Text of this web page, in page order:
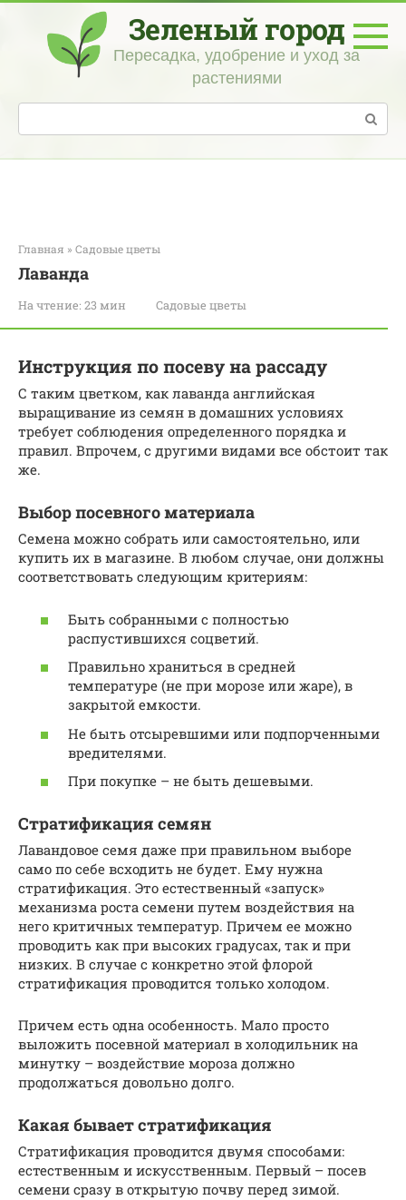
Перейти
контенту
Зеленый город
Пересадка, удобрение и уход за
растениями
Поиск:
Главная » Садовые цветы
Лаванда
На чтение: 23 мин Садовые цветы
Инструкция по посеву на рассаду
С таким цветком, как лаванда английская
выращивание из семян в домашних условиях
требует соблюдения определенного порядка и
правил. Впрочем, с другими видами все обстоит так
же.
Выбор посевного материала
Семена можно собрать или самостоятельно, или
купить их в магазине. В любом случае, они должны
соответствовать следующим критериям:
Быть собранными с полностью
распустившихся соцветий.
Правильно храниться в средней
температуре (не при морозе или жаре), в
закрытой емкости.
Не быть отсыревшими или подпорченными
вредителями.
При покупке – не быть дешевыми.
Стратификация семян
Лавандовое семя даже при правильном выборе
само по себе всходить не будет. Ему нужна
стратификация. Это естественный «запуск»
механизма роста семени путем воздействия на
него критичных температур. Причем ее можно
проводить как при высоких градусах, так и при
низких. В случае с конкретно этой флорой
стратификация проводится только холодом.
Причем есть одна особенность. Мало просто
выложить посевной материал в холодильник на
минутку – воздействие мороза должно
продолжаться довольно долго.
Какая бывает стратификация
Стратификация проводится двумя способами:
естественным и искусственным. Первый – посев
семени сразу в открытую почву перед зимой.